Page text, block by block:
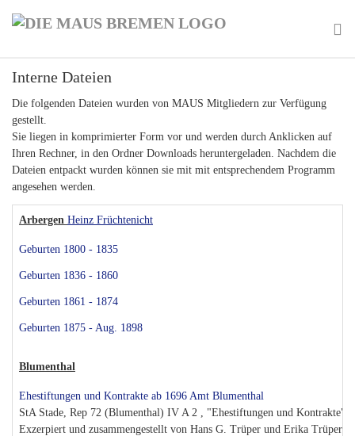
Interne Dateien
Die folgenden Dateien wurden von MAUS Mitgliedern zur Verfügung
gestellt.
Sie liegen in komprimierter Form vor und werden durch Anklicken auf
Ihren Rechner, in den Ordner Downloads heruntergeladen. Nachdem die
Dateien entpackt wurden können sie mit mit entsprechendem Programm
angesehen werden.
Arbergen Heinz Früchtenicht
Geburten 1800 - 1835
Geburten 1836 - 1860
Geburten 1861 - 1874
Geburten 1875 - Aug. 1898
Blumenthal
Ehestiftungen und Kontrakte ab 1696 Amt Blumenthal
StA Stade, Rep 72 (Blumenthal) IV A 2 , "Ehestiftungen und Kontrakte"
Exzerpiert und zusammengestellt von Hans G. Trüper und Erika Trüper